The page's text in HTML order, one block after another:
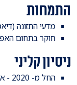
התמחות
מדעי התזונה
חוקר בתחום
ניסיון קליני